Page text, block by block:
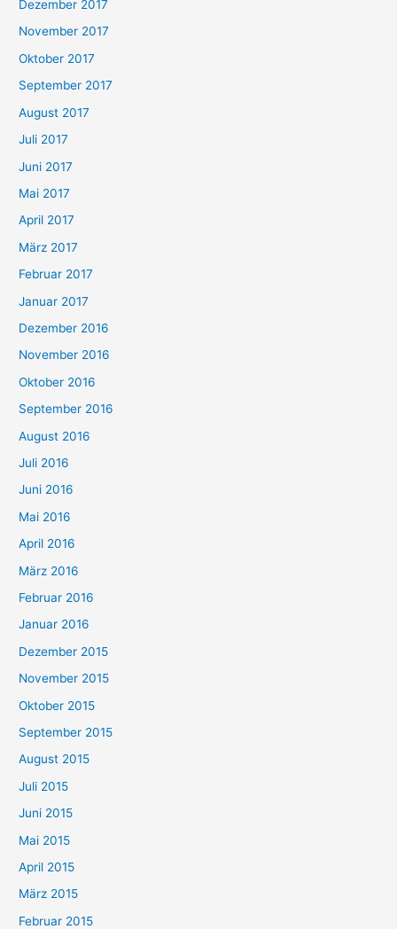
Dezember 2017
November 2017
Oktober 2017
September 2017
August 2017
Juli 2017
Juni 2017
Mai 2017
April 2017
März 2017
Februar 2017
Januar 2017
Dezember 2016
November 2016
Oktober 2016
September 2016
August 2016
Juli 2016
Juni 2016
Mai 2016
April 2016
März 2016
Februar 2016
Januar 2016
Dezember 2015
November 2015
Oktober 2015
September 2015
August 2015
Juli 2015
Juni 2015
Mai 2015
April 2015
März 2015
Februar 2015